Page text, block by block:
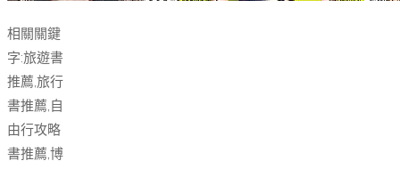
相關關鍵
字:旅遊書
推薦,旅行
書推薦,自
由行攻略
書推薦,博